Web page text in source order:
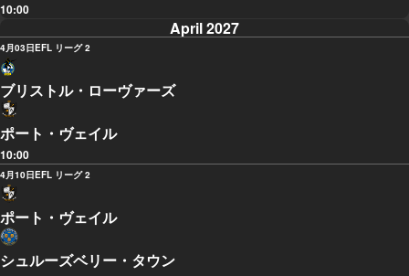
10:00
April 2027
4月03日EFL リーグ 2
ブリストル・ローヴァーズ
ポート・ヴェイル
10:00
4月10日EFL リーグ 2
ポート・ヴェイル
シュルーズベリー・タウン